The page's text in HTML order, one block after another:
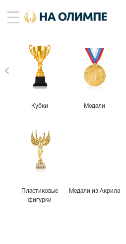
Кубки Медали
Пластиковые
фигурки
Медали из Акрила